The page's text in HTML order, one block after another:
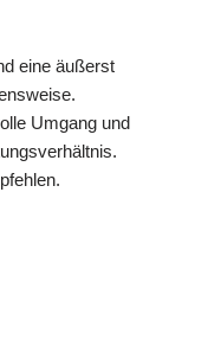
eine äußerst
Umgang und